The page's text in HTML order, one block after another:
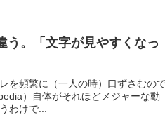
う。「文字が見やすくなっ
を頻繁に（一人の時）口ずさむの
）自体がそれほどメジャーな動
わけで...